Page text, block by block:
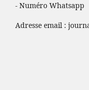
- Numéro Whatsapp
Adresse email :